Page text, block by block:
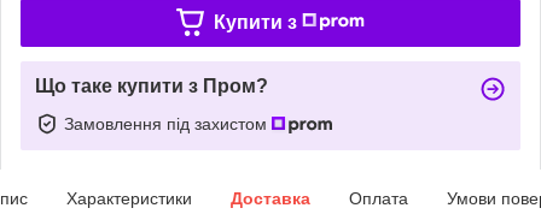
Купити з
Що таке купити з Пром?
Замовлення під захистом
Характеристики Доставка Оплата Умови